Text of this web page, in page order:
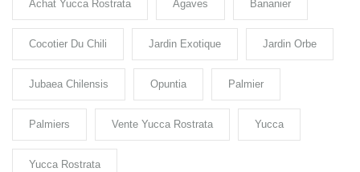
Achat Yucca Rostrata Agaves Bananier
Cocotier Du Chili Jardin Exotique Jardin Orbe
Jubaea Chilensis Opuntia Palmier
Palmiers Vente Yucca Rostrata Yucca
Yucca Rostrata